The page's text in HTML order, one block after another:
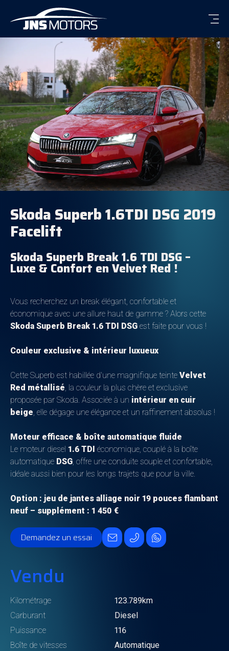
Skoda Superb 1.6TDI DSG 2019
Facelift
Skoda Superb Break 1.6 TDI DSG –
Luxe & Confort en Velvet Red !
Vous recherchez un break élégant, confortable et
économique avec une allure haut de gamme ? Alors cette
Skoda Superb Break 1.6 TDI DSG est faite pour vous !
Couleur exclusive & intérieur luxueux
Cette Superb est habillée d'une magnifique teinte Velvet
Red métallisé, la couleur la plus chère et exclusive
proposée par Skoda. Associée à un intérieur en cuir
beige, elle dégage une élégance et un raffinement absolus !
Moteur efficace & boîte automatique fluide
Le moteur diesel 1.6 TDI économique, couplé à la boîte
automatique DSG, offre une conduite souple et confortable,
idéale aussi bien pour les longs trajets que pour la ville.
Option : jeu de jantes alliage noir 19 pouces flambant
neuf – supplément : 1 450 €
Demandez un essai
Vendu
Kilométrage
123.789km
Carburant
Diesel
Puissance
116
Boîte de vitesses
Automatique